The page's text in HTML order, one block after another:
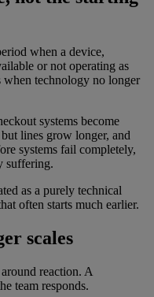
when a device,
or not operating as
when technology no longer
systems become
lines grow longer, and
systems fail completely,
suffering.
as a purely technical
often starts much earlier.
scales
reaction. A
team responds.